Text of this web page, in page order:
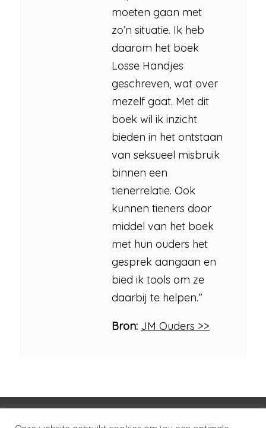
moeten gaan met
zo’n situatie. Ik heb
daarom het boek
Losse Handjes
geschreven, wat over
mezelf gaat. Met dit
boek wil ik inzicht
bieden in het ontstaan
van seksueel misbruik
binnen een
tienerrelatie. Ook
kunnen tieners door
middel van het boek
met hun ouders het
gesprek aangaan en
bied ik tools om ze
daarbij te helpen.”
Bron: JM Ouders >>
Voorwaarden Huisregels Privacybeleid